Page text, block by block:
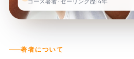
著者について